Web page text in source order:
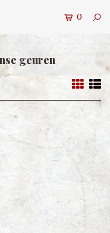
0
geuren